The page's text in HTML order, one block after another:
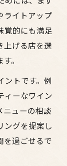
ライトアップ
覚的にも満足
上げる店を選
。
ントです。例
ィーなワイン
ニューの相談
ングを提案し
を過ごせるで